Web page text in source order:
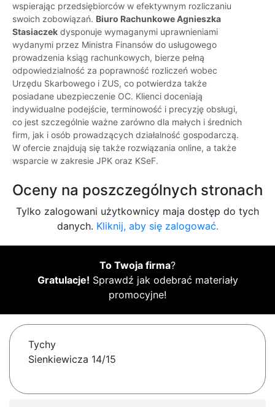
wspierając przedsiębiorców w efektywnym rozliczaniu
swoich zobowiązań. Biuro Rachunkowe Agnieszka
Stasiaczek dysponuje wymaganymi uprawnieniami
wydanymi przez Ministra Finansów do usługowego
prowadzenia ksiąg rachunkowych, bierze pełną
odpowiedzialność za poprawność rozliczeń wobec
Urzędu Skarbowego i ZUS, co potwierdza także
posiadane ubezpieczenie OC. Klienci doceniają
indywidualne podejście, terminowość i precyzję obsługi,
co jest szczególnie ważne zarówno dla małych i średnich
firm, jak i osób prowadzących działalność gospodarczą.
W ofercie znajdują się także rozwiązania online, a także
wsparcie w zakresie JPK oraz KSeF.
Oceny na poszczególnych stronach
Tylko zalogowani użytkownicy maja dostęp do tych
danych. Kliknij, aby się zalogować.
To Twoja firma?
Gratulacje! Sprawdź jak odebrać materiały
promocyjne!
Tychy
Sienkiewicza 14/15